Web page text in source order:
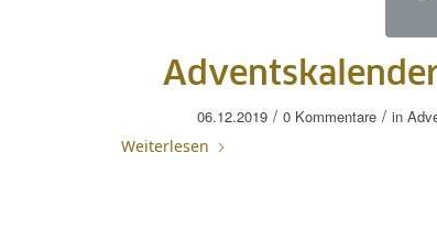
06.12.2019 / 0 Kommentare / in
Weiterlesen